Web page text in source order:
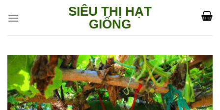
SIÊU THỊ HẠT
GIỐNG